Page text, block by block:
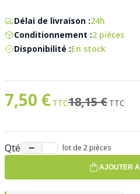
Délai de livraison :24h
Conditionnement :2 pièces
Disponibilité :En stock
Prix spécial
7,50 € Ancien prix
18,15 €
Qté − +
lot de 2 pièces
AJOUTER